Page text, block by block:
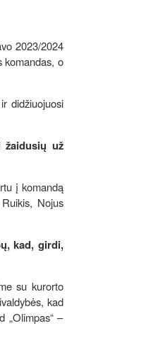
2023/2024
komandas, o
didžiuojuosi
žaidusių už
į komandą
Nojus
kad, girdi,
su kurorto
kad
„Olimpas“ –